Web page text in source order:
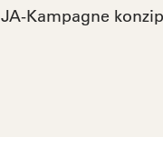
JA-Kampagne